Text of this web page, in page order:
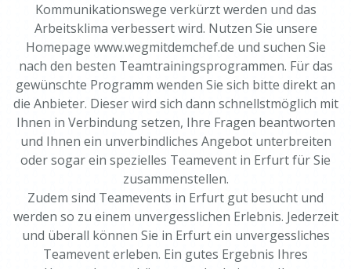
Kommunikationswege verkürzt werden und das
Arbeitsklima verbessert wird. Nutzen Sie unsere
Homepage www.wegmitdemchef.de und suchen Sie
nach den besten Teamtrainingsprogrammen. Für das
gewünschte Programm wenden Sie sich bitte direkt an
die Anbieter. Dieser wird sich dann schnellstmöglich mit
Ihnen in Verbindung setzen, Ihre Fragen beantworten
und Ihnen ein unverbindliches Angebot unterbreiten
oder sogar ein spezielles Teamevent in Erfurt für Sie
zusammenstellen.
Zudem sind Teamevents in Erfurt gut besucht und
werden so zu einem unvergesslichen Erlebnis. Jederzeit
und überall können Sie in Erfurt ein unvergessliches
Teamevent erleben. Ein gutes Ergebnis Ihres